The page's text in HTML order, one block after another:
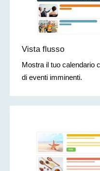
Vista flusso
Mostra il tuo calendario
di eventi imminenti.